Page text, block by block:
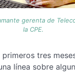
gerenta de
la CPE.
tres
línea sobre